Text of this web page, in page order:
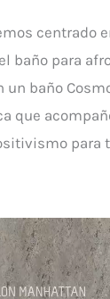
centrado
baño para
un baño
que
para